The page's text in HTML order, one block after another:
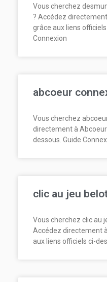
Vous cherchez
? Accédez
grâce aux liens
Connexion
abcoeur
Vous cherchez
directement à
dessous. Guide
clic au jeu
Vous cherchez clic au
Accédez directement
aux liens officiels ci-